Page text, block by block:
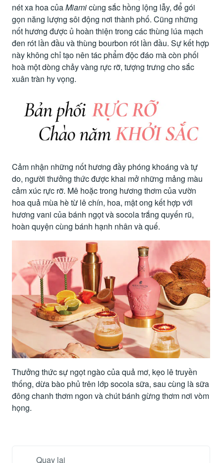
nét xa hoa củaMiamicùng sắc hồng lộng lẫy, để gói
gọn năng lượng sôi động nơi thành phố. Cũng những
nốt hương được ủ hoàn thiện trong các thùng lúa mạch
đen rót lần đầu và thùng bourbon rót lần đầu. Sự kết hợp
này không chỉ tạo nên tác phẩm độc đáo mà còn phối
hoà một dòng chảy vàng rực rỡ, tượng trưng cho sắc
xuân tràn hy vọng.
Cảm nhận những nốt hương đầy phóng khoáng và tự
do, người thưởng thức được khai mở những mảng màu
cảm xúc rực rỡ. Mê hoặc trong hương thơm của vườn
hoa quả mùa hè từ lê chín, hoa, mật ong kết hợp với
hương vani của bánh ngọt và socola trắng quyến rũ,
hoàn quyện cùng bánh hạnh nhân và quế.
Thưởng thức sự ngọt ngào của quả mơ, kẹo lê truyền
thống, dừa bào phủ trên lớp socola sữa, sau cùng là sữa
đông chanh thơm ngon và chút bánh gừng thơm nơi vòm
họng.
Quay lại